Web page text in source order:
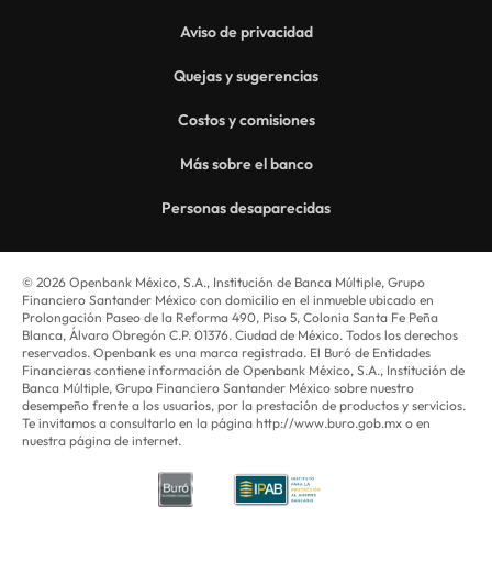
Aviso de privacidad
Quejas y sugerencias
Costos y comisiones
Más sobre el banco
Personas desaparecidas
© 2026 Openbank México, S.A., Institución de Banca Múltiple, Grupo
Financiero Santander México con domicilio en el inmueble ubicado en
Prolongación Paseo de la Reforma 490, Piso 5, Colonia Santa Fe Peña
Blanca, Álvaro Obregón C.P. 01376. Ciudad de México. Todos los derechos
reservados. Openbank es una marca registrada. El Buró de Entidades
Financieras contiene información de Openbank México, S.A., Institución de
Banca Múltiple, Grupo Financiero Santander México sobre nuestro
desempeño frente a los usuarios, por la prestación de productos y servicios.
Te invitamos a consultarlo en la página http://www.buro.gob.mx o en
nuestra página de internet.